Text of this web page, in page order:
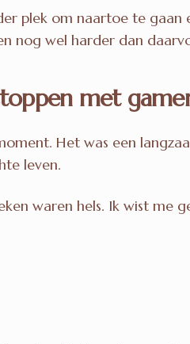
plek om naartoe te gaan
nog wel harder dan
met
Het was een
leven.
waren hels. Ik wist me